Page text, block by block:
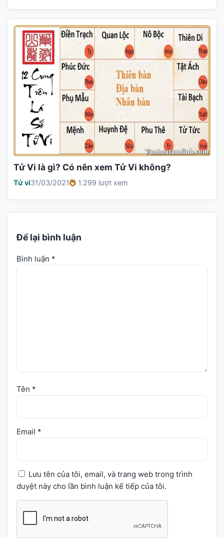
Tử Vi là gì? Có nên xem Tử Vi không?
Tử vi31/03/2021 1.299 lượt xem
Để lại bình luận
Bình luận *
Tên *
Email *
Lưu tên của tôi, email, và trang web trong trình
duyệt này cho lần bình luận kế tiếp của tôi.